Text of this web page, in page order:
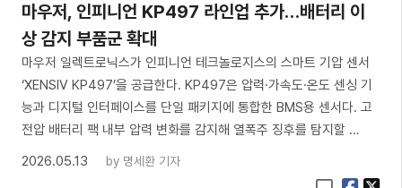
마우저, 인피니언 KP497 라인업 추가…배터리 이
상 감지 부품군 확대
마우저 일렉트로닉스가 인피니언 테크놀로지스의 스마트 기압 센서
‘XENSIV KP497’을 공급한다. KP497은 압력·가속도·온도 센싱 기
능과 디지털 인터페이스를 단일 패키지에 통합한 BMS용 센서다. 고
전압 배터리 팩 내부 압력 변화를 감지해 열폭주 징후를 탐지할 …
2026.05.13
by 명세환 기자